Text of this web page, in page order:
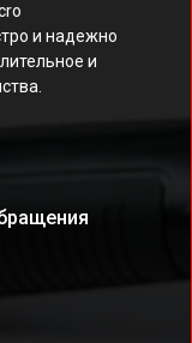
и надежно
и